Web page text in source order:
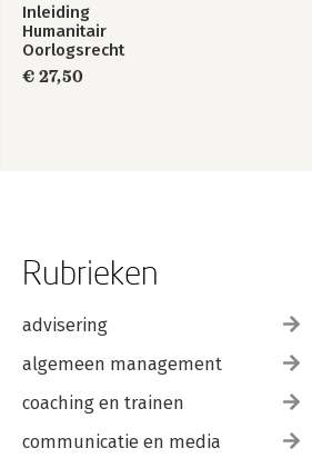
Inleiding
Humanitair
Oorlogsrecht
€ 27,50
Rubrieken
advisering
algemeen management
coaching en trainen
communicatie en media